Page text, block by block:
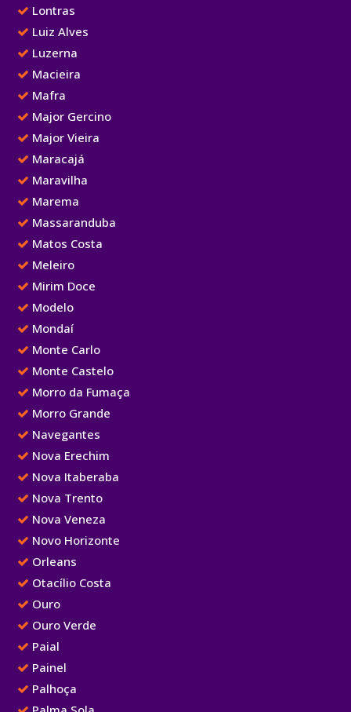
Lontras
Luiz Alves
Luzerna
Macieira
Mafra
Major Gercino
Major Vieira
Maracajá
Maravilha
Marema
Massaranduba
Matos Costa
Meleiro
Mirim Doce
Modelo
Mondaí
Monte Carlo
Monte Castelo
Morro da Fumaça
Morro Grande
Navegantes
Nova Erechim
Nova Itaberaba
Nova Trento
Nova Veneza
Novo Horizonte
Orleans
Otacílio Costa
Ouro
Ouro Verde
Paial
Painel
Palhoça